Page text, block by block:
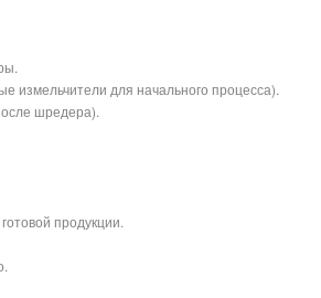
измельчители для начального процесса).
шредера).
продукции.